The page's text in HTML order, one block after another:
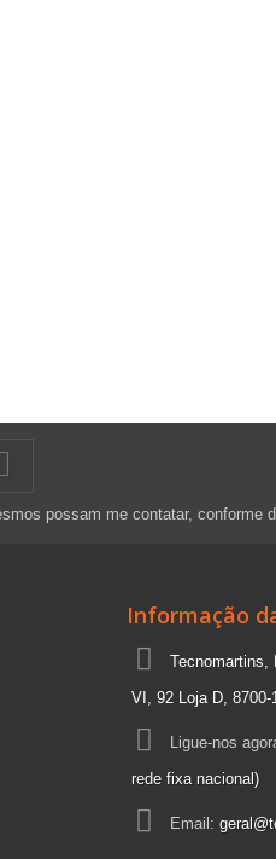
possam me contatar, conforme
Informação
Tecnomartins,
VI, 92 Loja D, 8700-
Ligue-nos
rede fixa nacional)
Email: